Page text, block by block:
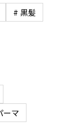
# 黒髪
ーマ